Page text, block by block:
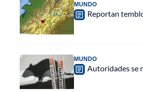
MUNDO
Reportan
MUNDO
Autoridades se